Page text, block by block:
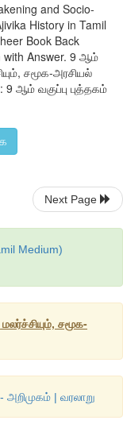
முறையை
ஓர் அரசியல்
கண-சங்கங்கள்
விரிஜ்ஜிகள்,
)போன்று
பல
and Socio-
History in Tamil
Book Back
with Answer. 9 ஆம்
சமூக-அரசியல்
9 ஆம் வகுப்பு புத்தகம்
Next Page
Medium)
சமூக-
அறிமுகம் | வரலாறு